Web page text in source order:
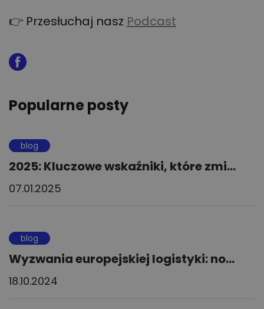
👉 Przesłuchaj nasz Podcast
Popularne posty
blog
2025: Kluczowe wskaźniki, które zmi...
07.01.2025
blog
Wyzwania europejskiej logistyki: no...
18.10.2024